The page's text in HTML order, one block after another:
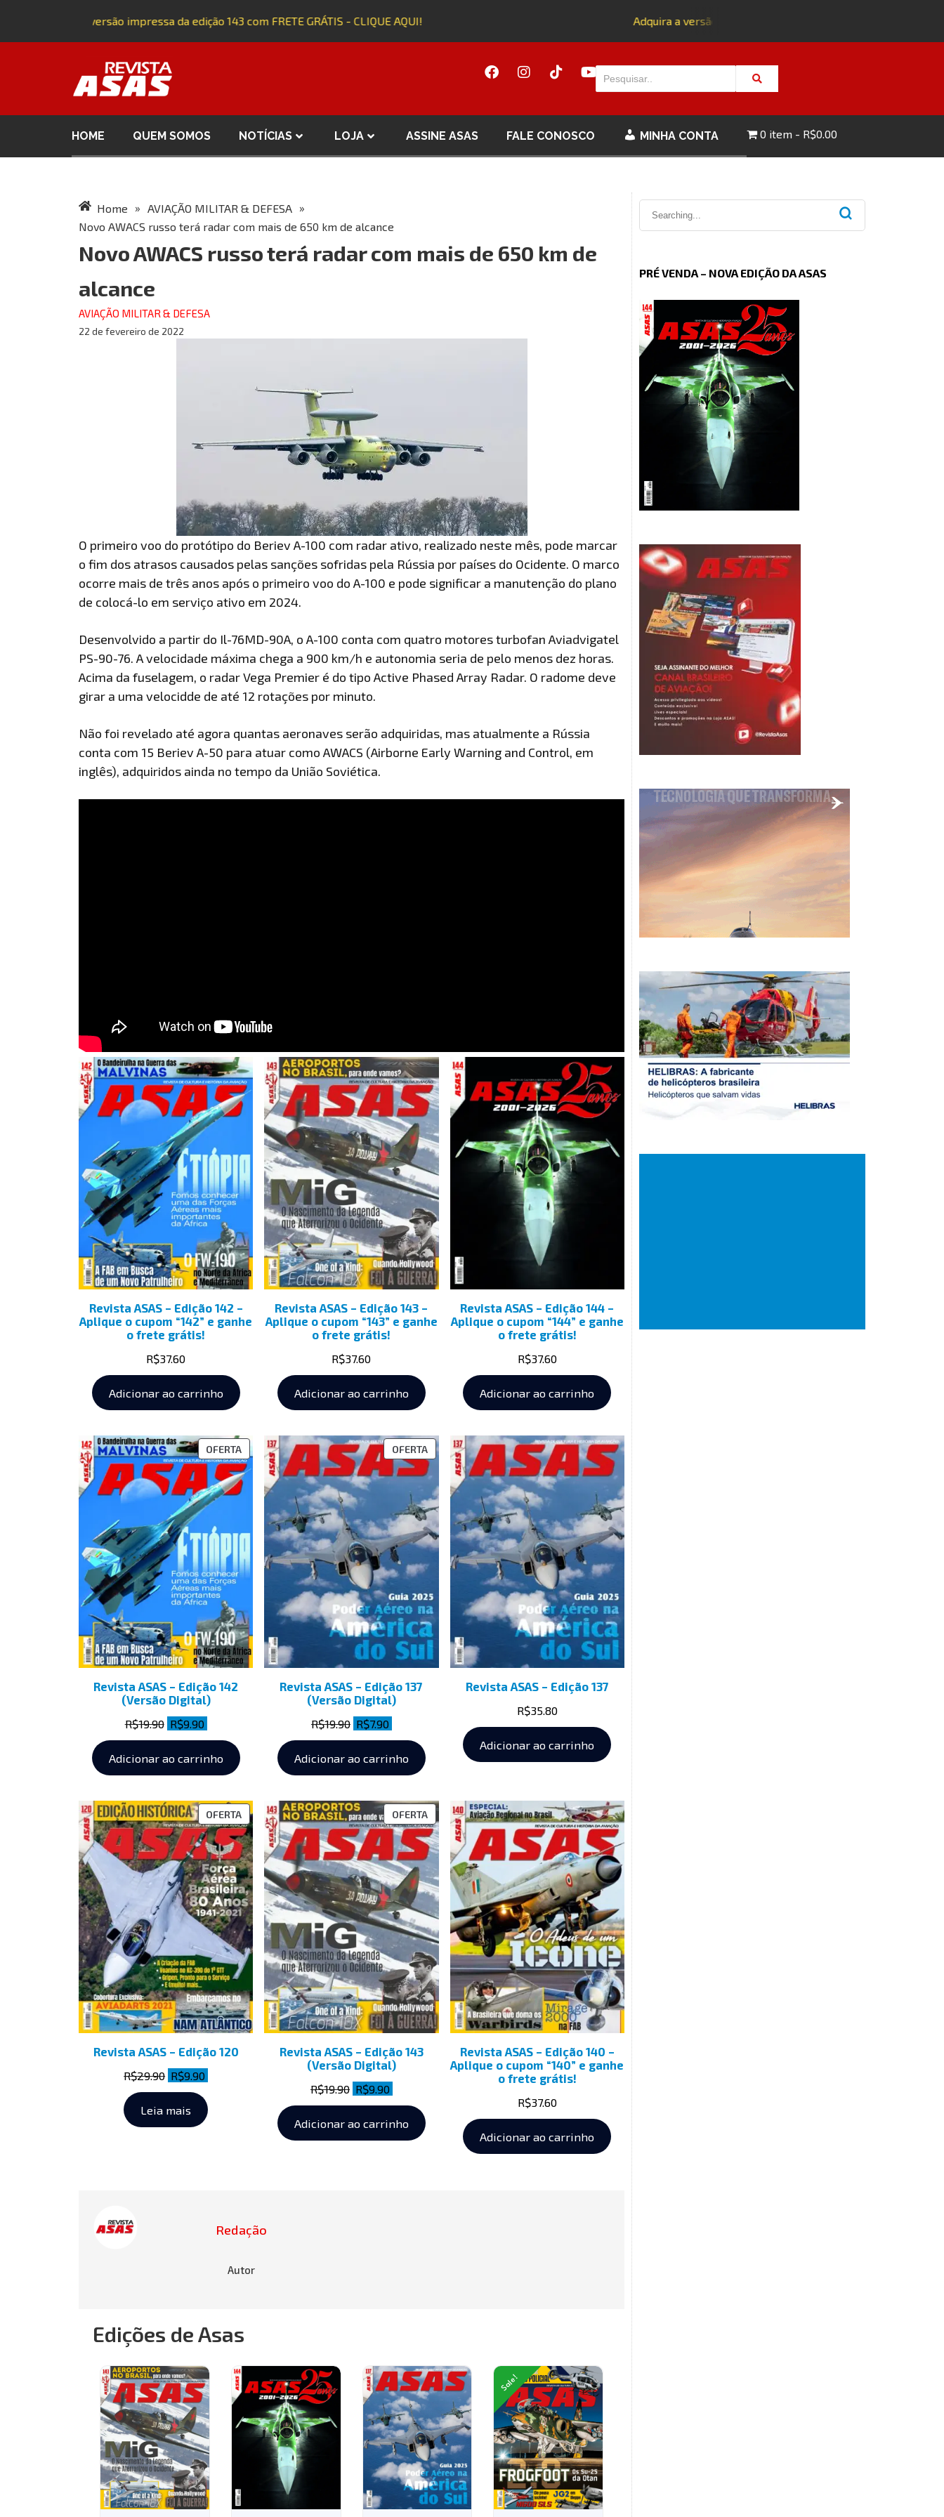
Adquira a versão impressa da edição 143 com FRETE GRÁTIS - CLIQUE AQUI! Adquira a versão impressa da edição 143 com FRETE GRÁTIS -
HOME QUEM SOMOS NOTÍCIAS LOJA ASSINE ASAS FALE CONOSCO MINHA CONTA 0 item R$0.00
Home » AVIAÇÃO MILITAR & DEFESA »
Novo AWACS russo terá radar com mais de 650 km de alcance
Novo AWACS russo terá radar com mais de 650 km de
alcance
AVIAÇÃO MILITAR & DEFESA
22 de fevereiro de 2022
O primeiro voo do protótipo do Beriev A-100 com radar ativo, realizado neste mês, pode marcar
o fim dos atrasos causados pelas sanções sofridas pela Rússia por países do Ocidente. O marco
ocorre mais de três anos após o primeiro voo do A-100 e pode significar a manutenção do plano
de colocá-lo em serviço ativo em 2024.
Desenvolvido a partir do Il-76MD-90A, o A-100 conta com quatro motores turbofan Aviadvigatel
PS-90-76. A velocidade máxima chega a 900 km/h e autonomia seria de pelo menos dez horas.
Acima da fuselagem, o radar Vega Premier é do tipo Active Phased Array Radar. O radome deve
girar a uma velocidde de até 12 rotações por minuto.
Não foi revelado até agora quantas aeronaves serão adquiridas, mas atualmente a Rússia
conta com 15 Beriev A-50 para atuar como AWACS (Airborne Early Warning and Control, em
inglês), adquiridos ainda no tempo da União Soviética.
Revista ASAS – Edição 142 –
Aplique o cupom “142” e ganhe
o frete grátis!
R$37.60
Adicionar ao carrinho
Revista ASAS – Edição 143 –
Aplique o cupom “143” e ganhe
o frete grátis!
R$37.60
Adicionar ao carrinho
Revista ASAS – Edição 144 –
Aplique o cupom “144” e ganhe
o frete grátis!
R$37.60
Adicionar ao carrinho
OFERTA
Revista ASAS – Edição 142
(Versão Digital)
R$19.90 R$9.90
Adicionar ao carrinho
OFERTA
Revista ASAS – Edição 137
(Versão Digital)
R$19.90 R$7.90
Adicionar ao carrinho
Revista ASAS – Edição 137
R$35.80
Adicionar ao carrinho
OFERTA
Revista ASAS – Edição 120
R$29.90 R$9.90
Leia mais
OFERTA
Revista ASAS – Edição 143
(Versão Digital)
R$19.90 R$9.90
Adicionar ao carrinho
Revista ASAS – Edição 140 –
Aplique o cupom “140” e ganhe
o frete grátis!
R$37.60
Adicionar ao carrinho
Redação
Autor
Edições de Asas
Sale!
PRÉ VENDA – NOVA EDIÇÃO DA ASAS